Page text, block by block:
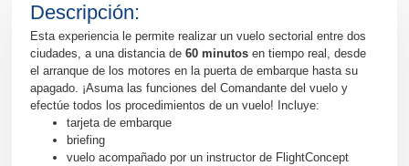
Descripción:
Esta experiencia le permite realizar un vuelo sectorial entre dos
ciudades, a una distancia de60 minutos en tiempo real, desde
el arranque de los motores en la puerta de embarque hasta su
apagado. ¡Asuma las funciones del Comandante del vuelo y
efectúe todos los procedimientos de un vuelo! Incluye:
tarjeta de embarque
briefing
vuelo acompañado por un instructor de FlightConcept